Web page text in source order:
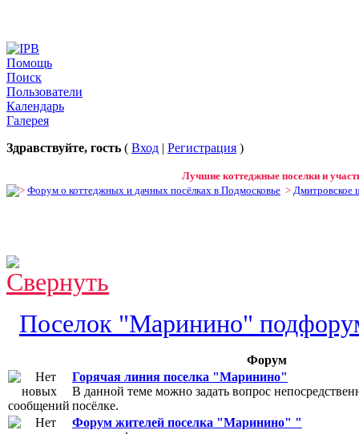
Помощь
Поиск
Пользователи
Календарь
Галерея
Здравствуйте, гость ( Вход | Регистрация )
Лучшие коттеджные поселки и
Форум о коттеджных и дачных посёлках в Подмосковье > Дмитровское
Поселок "Маринино"
Форум
Горячая линия поселка "Маринино"
В данной теме можно задать вопрос
посёлке.
Форум жителей поселка "Маринино" "